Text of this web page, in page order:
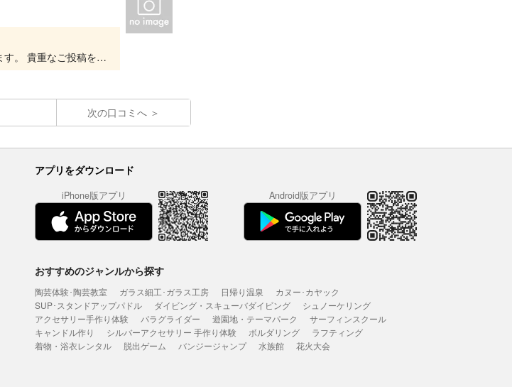
いつもキッズランドUS 札幌厚別店をご利用いただき誠にありがとうございます。 貴重なご投稿をいただきありがとうございます。 大変嬉しいお言葉をいただき、スタッフ一同、とても励みになりま...
次の口コミへ
アプリをダウンロード
iPhone版アプリ Android版アプリ
おすすめのジャンルから探す
陶芸体験･陶芸教室 ガラス細工･ガラス工房 日帰り温泉
カヌー･カヤック
SUP･スタンドアップパドル
ダイビング・スキューバダイビング
シュノーケリング
アクセサリー手作り体験
パラグライダー 遊園地・テーマパーク
サーフィンスクール
キャンドル作り
シルバーアクセサリー 手作り体験 ボルダリング
ラフティング
着物・浴衣レンタル
脱出ゲーム バンジージャンプ 水族館 花火大会